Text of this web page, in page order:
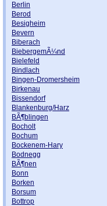
Berlin
Berod
Besigheim
Bevern
Biberach
BiebergemÃ¼nd
Bielefeld
Bindlach
Bingen-Dromersheim
Birkenau
Bissendorf
Blankenburg/Harz
BÃ¶blingen
Bocholt
Bochum
Bockenem-Hary
Bodnegg
BÃ¶nen
Bonn
Borken
Borsum
Bottrop